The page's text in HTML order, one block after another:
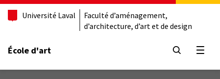
Université Laval
Faculté d’aménagement,
d’architecture, d’art et de design
École d'art